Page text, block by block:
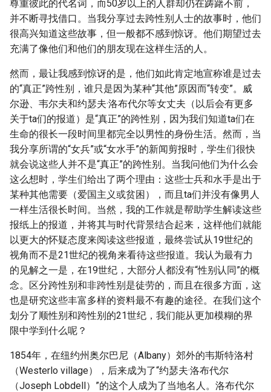
尊重彼此的代名词，而50岁以上的人群却仍在踌躇不前，
并不断寻找借口。当我分享过去跨性别人士的故事时，他们
很高兴知道这些故事，但一般都不感到惊讶。他们期望过去
充满了像他们和他们的朋友现在这样生活的人。
然而，最让我感到惊讶的是，他们如此肯定地宣称谁是过去
的“真正”跨性别，谁只是因为某种“其他”原因而“转变”。威
尔逊、韦尔夫和约瑟夫·洛布代尔等女丈夫（以后会有更多
关于ta们的报道）是“真正”的跨性别，因为我们知道ta们在
生命的很长一段时间里都完全以男性的身份生活。然而，当
我分享所谓的“女兵”或“女水手”的新闻剪报时，学生们很快
就会说这些人并不是“真正”的跨性别。当我问他们为什么会
这么想时，学生们给出了两个理由：这些士兵和水手是出于
某种其他需要（爱国主义或贫困），而且ta们并没有像男人
一样生活很长时间。当然，我的工作就是帮助学生解读这些
报纸上的报道，并将其与时代背景结合起来，这样他们就能
以更大的怀疑态度来阅读这些报道，最终尝试从19世纪的
视角而不是21世纪的视角来看待这些报道。我认为最有力
的见解之一是，在19世纪，大部分人都没有“性别认同”的概
念。区分跨性别和非跨性别是徒劳的，而且在很多方面，这
也是研究这些丰富多样的资料最不有趣的途径。在我们这个
划分了顺性别和跨性别的21世纪，我们能从更加模糊的界
限中学到什么呢？
1854年，在纽约州奥尔巴尼（Albany）郊外的韦斯特洛村
（Westerlo village），后来成为了“约瑟夫·洛布代尔
（Joseph Lobdell）”的这个人成为了当地名人。洛布代尔